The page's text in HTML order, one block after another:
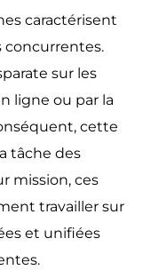
caractérisent
concurrentes.
sur les
ligne ou par la
, cette
tâche des
mission, ces
travailler sur
et unifiées